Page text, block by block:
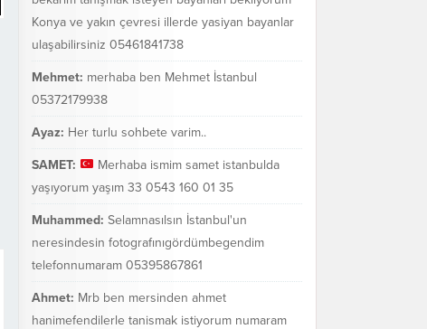
Konya ve yakın çevresi illerde yasiyan bayanlar
ulaşabilirsiniz 05461841738
Mehmet: merhaba ben Mehmet İstanbul
05372179938
Ayaz: Her turlu sohbete varim..
SAMET:
Merhaba ismim samet istanbulda
yaşıyorum yaşım 33 0543 160 01 35
Muhammed: Selamnasılsın İstanbul'un
neresindesin fotografınıgördümbegendim
telefonnumaram 05395867861
Ahmet: Mrb ben mersinden ahmet
hanimefendilerle tanismak istiyorum numaram